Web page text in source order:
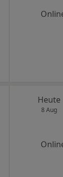
Heute
8 Aug